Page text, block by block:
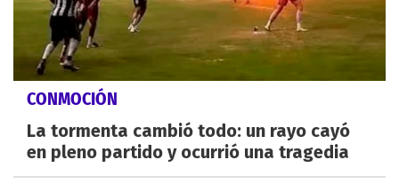
CONMOCIÓN
La tormenta cambió todo: un rayo cayó
en pleno partido y ocurrió una tragedia